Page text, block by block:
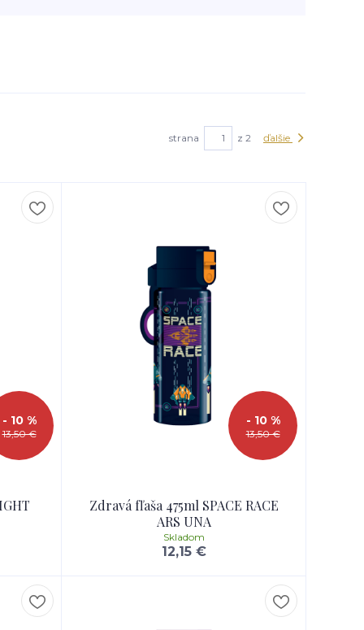
strana z 2 ďalšie
13,50 €
- 10 %
13,50 €
- 10 %
Zdravá fľaša 475ml SPACE RACE
ARS UNA
12,15 €
Skladom